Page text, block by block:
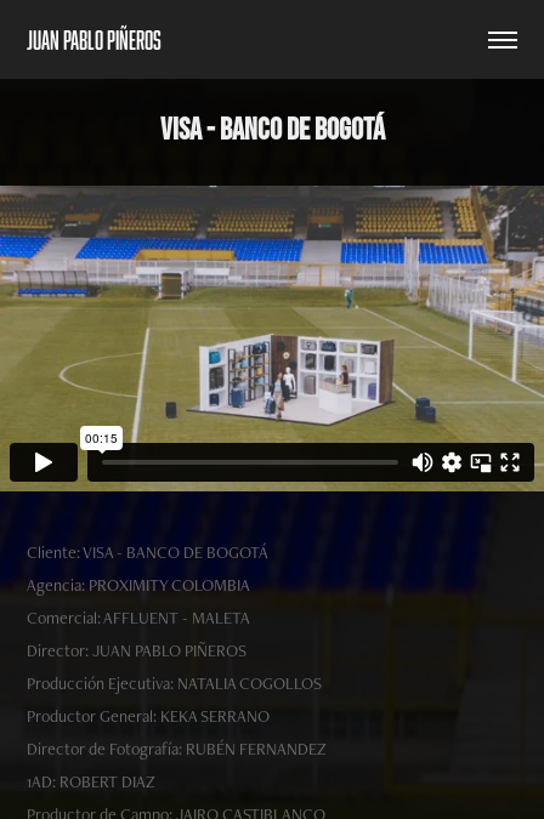
Juan Pablo Piñeros
VISA - BANCO DE BOGOTÁ
Cliente: VISA - BANCO DE BOGOTÁ
Agencia: PROXIMITY COLOMBIA
Comercial: AFFLUENT - MALETA
Director: JUAN PABLO PIÑEROS
Producción Ejecutiva: NATALIA COGOLLOS
Productor General: KEKA SERRANO
Director de Fotografía: RUBÉN FERNANDEZ
1AD: ROBERT DIAZ
Productor de Campo: JAIRO CASTIBLANCO